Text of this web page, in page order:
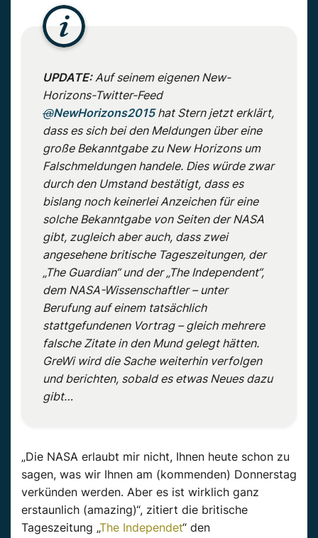
UPDATE:Auf seinem eigenen New-
Horizons-Twitter-Feed
@NewHorizons2015 hat Stern jetzt erklärt,
dass es sich bei den Meldungen über eine
große Bekanntgabe zu New Horizons um
Falschmeldungen handele. Dies würde zwar
durch den Umstand bestätigt, dass es
bislang noch keinerlei Anzeichen für eine
solche Bekanntgabe von Seiten der NASA
gibt, zugleich aber auch, dass zwei
angesehene britische Tageszeitungen, der
„The Guardian“ und der „The Independent“,
dem NASA-Wissenschaftler – unter
Berufung auf einem tatsächlich
stattgefundenen Vortrag – gleich mehrere
falsche Zitate in den Mund gelegt hätten.
GreWi wird die Sache weiterhin verfolgen
und berichten, sobald es etwas Neues dazu
gibt…
„Die NASA erlaubt mir nicht, Ihnen heute schon zu
sagen, was wir Ihnen am (kommenden) Donnerstag
verkünden werden. Aber es ist wirklich ganz
erstaunlich (amazing)“, zitiert die britische
Tageszeitung „The Independet“ den